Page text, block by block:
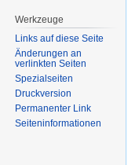
Werkzeuge
Links auf diese Seite
Änderungen an
verlinkten Seiten
Spezialseiten
Druckversion
Permanenter Link
Seiten­informationen